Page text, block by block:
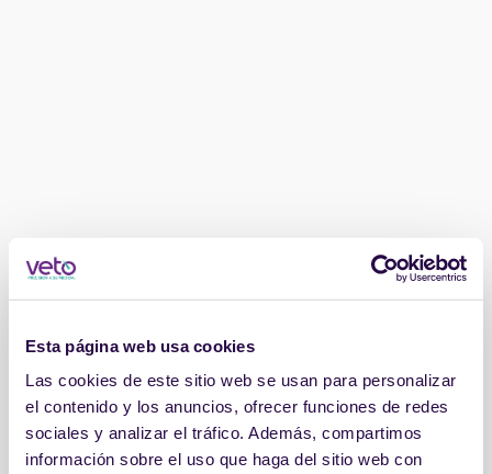
Esta página web usa cookies
Las cookies de este sitio web se usan para personalizar
el contenido y los anuncios, ofrecer funciones de redes
sociales y analizar el tráfico. Además, compartimos
información sobre el uso que haga del sitio web con